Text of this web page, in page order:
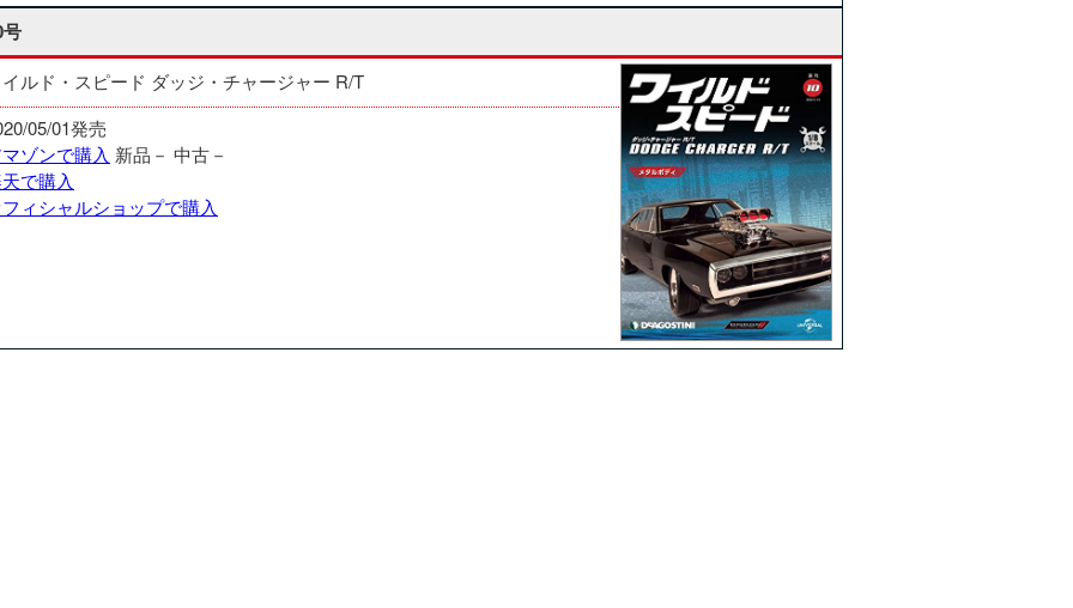
ルド・スピード ダッジ・チャージャー R/T
05/01発売
ゾンで購入 新品－ 中古－
で購入
ィシャルショップで購入